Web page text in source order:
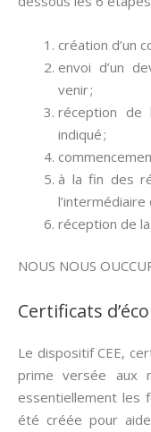
création d’un
envoi d’un
venir ;
réception de
indiqué ;
à la fin des
réception de
NOUS NOUS
Certificats
Le dispositif CEE,
prime versée aux
essentiellement les
été créée pour